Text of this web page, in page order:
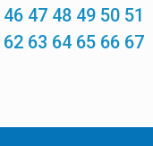
46 47 48 49 50 51
62 63 64 65 66 67